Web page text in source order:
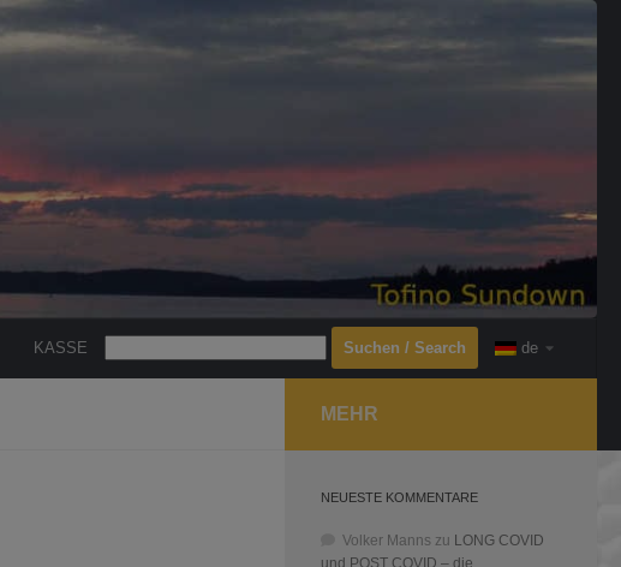
KASSE
Search
de
MEHR
NEUESTE KOMMENTARE
Volker Manns zu LONG COVID
und POST COVID – die